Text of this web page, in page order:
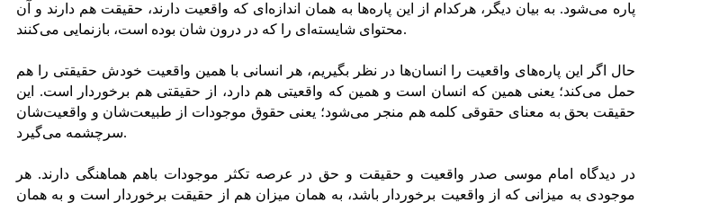
پاره می‌شود. به بیان دیگر، هرکدام از این پاره‌ها به همان اندازه‌ای که واقعیت دارند، حقیقت هم دارند و آن
محتوای شایسته‌ای را که در درون شان بوده است، بازنمایی می‌کنند.
حال اگر این پاره‌های واقعیت را انسان‌ها در نظر بگیریم، هر انسانی با همین واقعیت خودش حقیقتی را هم
حمل می‌‌کند؛ یعنی همین که انسان است و همین که واقعیتی هم دارد، از حقیقتی هم برخوردار است. این
حقیقت بحق به معنای حقوقی کلمه هم منجر می‌شود؛ یعنی حقوق موجودات از طبیعت‌شان و واقعیت‌شان
سرچشمه می‌گیرد.
در دیدگاه امام موسی صدر واقعیت و حقیقت و حق در عرصه تکثر موجودات باهم هماهنگی دارند. هر
موجودی به میزانی که از واقعیت برخوردار باشد، به همان میزان هم از حقیقت برخوردار است و به همان